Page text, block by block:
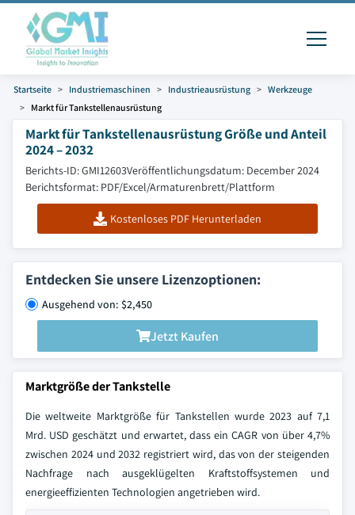
Startseite Industriemaschinen Industrieausrüstung
Werkzeuge
Markt für Tankstellenausrüstung
Markt für Tankstellenausrüstung Größe und Anteil
2024 – 2032
Berichts-ID: GMI12603Veröffentlichungsdatum: December 2024
Berichtsformat: PDF/Excel/Armaturenbrett/Plattform
Kostenloses PDF Herunterladen
Entdecken Sie unsere Lizenzoptionen:
Ausgehend von: $2,450
Jetzt Kaufen
Marktgröße der Tankstelle
Die weltweite Marktgröße für Tankstellen wurde 2023 auf 7,1
Mrd. USD geschätzt und erwartet, dass ein CAGR von über 4,7%
zwischen 2024 und 2032 registriert wird, das von der steigenden
Nachfrage nach ausgeklügelten Kraftstoffsystemen und
energieeffizienten Technologien angetrieben wird.